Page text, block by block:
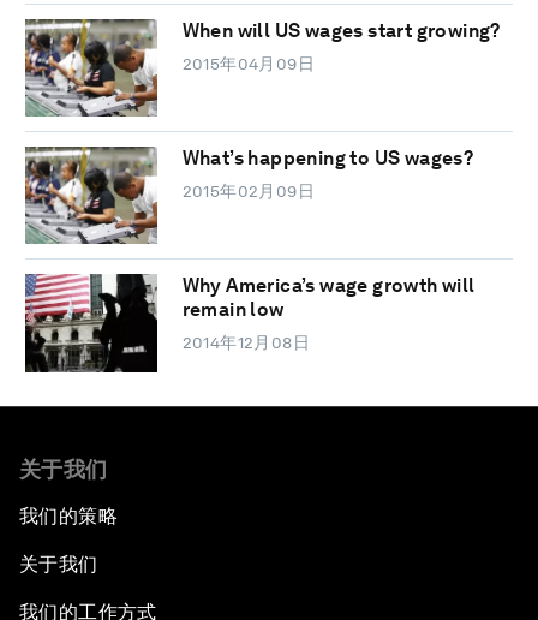
When will US wages start growing?
2015年04月09日
What’s happening to US wages?
2015年02月09日
Why America’s wage growth will
remain low
2014年12月08日
关于我们
我们的策略
关于我们
我们的工作方式